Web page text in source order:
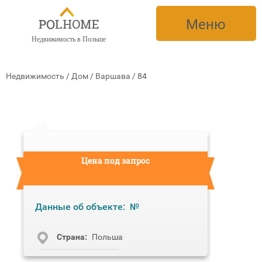
Недвижимость в Польше
Меню
Недвижимость / Дом / Варшава /84
Цена под запрос
Данные об объекте: №
Cтрана: Польша